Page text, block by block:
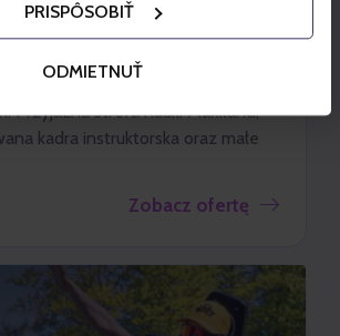
PRISPÔSOBIŤ
ODMIETNUŤ
Akademia Misia Maxa
lat)
na nartach i snowboardzie dla
Przyjazna strefa nauki Maxiland,
kadra instruktorska oraz małe
Zobacz ofertę